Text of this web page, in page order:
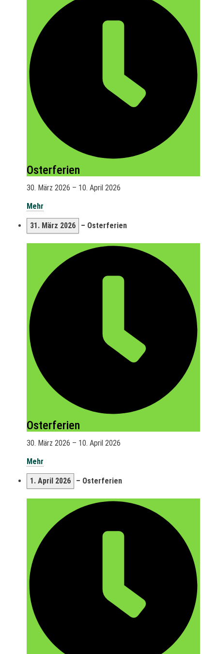
Osterferien
30. März 2026 – 10. April 2026
Mehr
31. März 2026 – Osterferien
Osterferien
30. März 2026 – 10. April 2026
Mehr
1. April 2026 – Osterferien